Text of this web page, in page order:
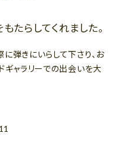
たらしてくれました。
弾きにいらして下さり、お
ギャラリーでの出会いを大